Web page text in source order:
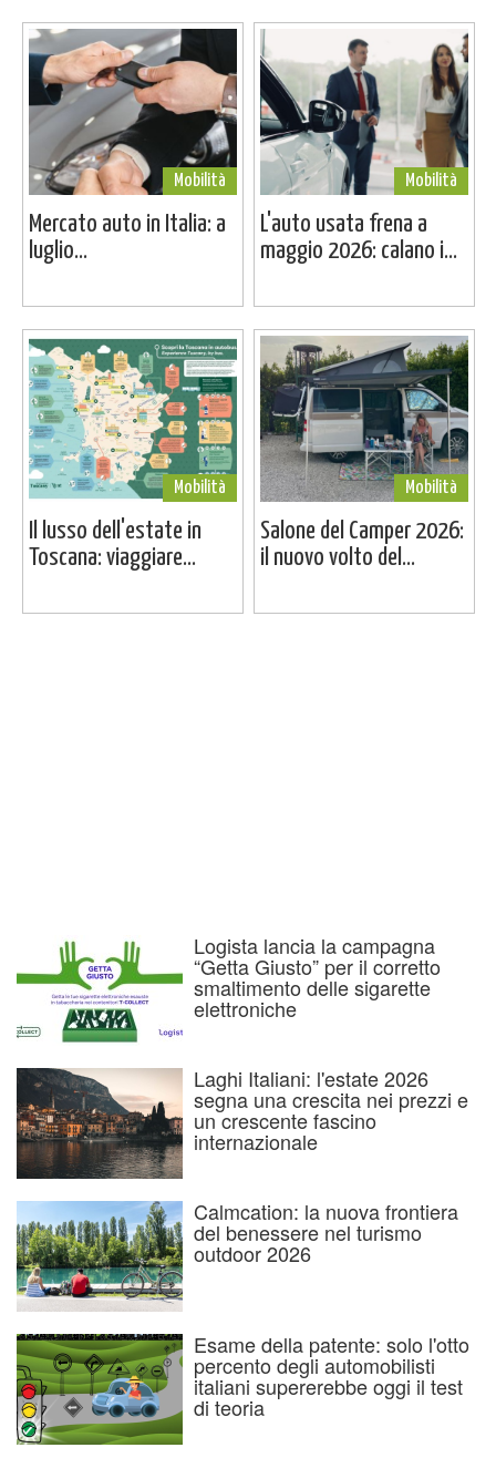
Mobilità
Mercato auto in Italia: a
luglio...
Mobilità
L'auto usata frena a
maggio 2026: calano i...
Mobilità
Il lusso dell'estate in
Toscana: viaggiare...
Mobilità
Salone del Camper 2026:
il nuovo volto del...
Logista lancia la campagna
“Getta Giusto” per il corretto
smaltimento delle sigarette
elettroniche
Laghi Italiani: l'estate 2026
segna una crescita nei prezzi e
un crescente fascino
internazionale
Calmcation: la nuova frontiera
del benessere nel turismo
outdoor 2026
Esame della patente: solo l'otto
percento degli automobilisti
italiani supererebbe oggi il test
di teoria